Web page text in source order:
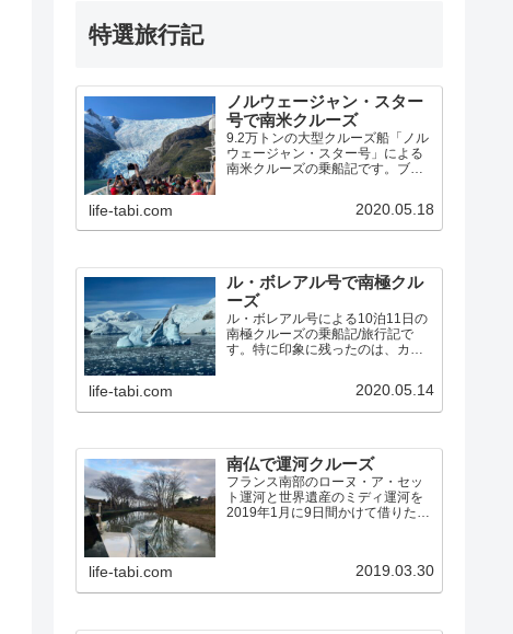
特選旅行記
ノルウェージャン・スター
号で南米クルーズ
9.2万トンの大型クルーズ船「ノル
ウェージャン・スター号」による
南米クルーズの乗船記です。ブエ
道、マゼラン海峡、パタゴニア・
フィヨルドを経由して、サンティ
life-tabi.com 2020.05.18
ル・ボレアル号で南極クル
ーズ
ル・ボレアル号による10泊11日の
南極クルーズの乗船記/旅行記で
す。特に印象に残ったのは、カヤ
ラシを間近に見たゾディアック・
クルーズ、ルメール海峡の氷河と
life-tabi.com 2020.05.14
南仏で運河クルーズ
フランス南部のローヌ・ア・セッ
ト運河と世界遺産のミディ運河を
2019年1月に9日間かけて借りたボ
的だった所などをまとめ、毎日の
life-tabi.com 2019.03.30